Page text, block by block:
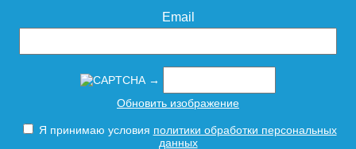
Email
→
Обновить изображение
Я принимаю условия политики обработки персональных
данных